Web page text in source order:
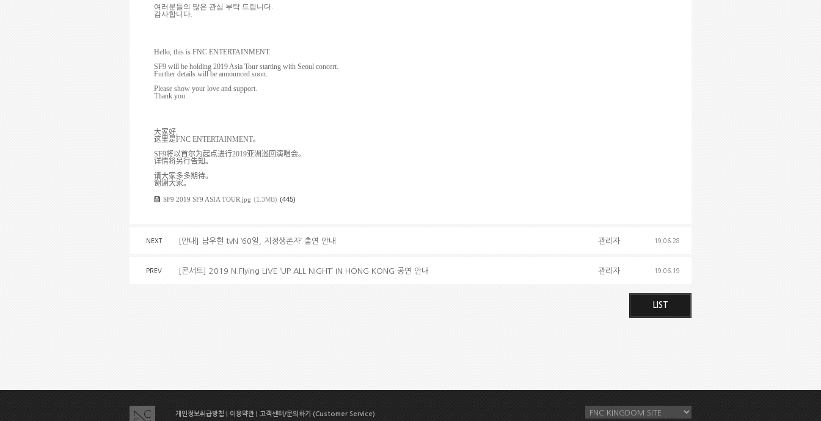
여러분들의 많은 관심 부탁 드립니다.
감사합니다.
Hello, this is FNC ENTERTAINMENT.
SF9 will be holding 2019 Asia Tour starting with Seoul concert.
Further details will be announced soon.
Please show your love and support.
Thank you.
大家好,
这里是FNC ENTERTAINMENT。
SF9将以首尔为起点进行2019亚洲巡回演唱会。
详情将另行告知。
请大家多多期待。
谢谢大家。
SF9 2019 SF9 ASIA TOUR.jpg (1.3MB) (445)
NEXT [안내] 남우현 tvN ‘60일, 지정생존자’ 출연 안내 관리자 19.06.28
PREV [콘서트] 2019 N.Flying LIVE ‘UP ALL NIGHT’ IN HONG KONG 공연 안내 관리자 19.06.19
LIST
개인정보취급방침 이용약관 고객센터/문의하기 (Customer Service)